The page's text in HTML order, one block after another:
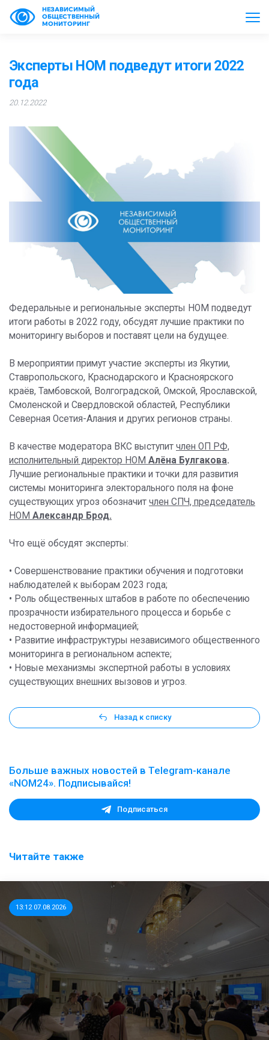
НЕЗАВИСИМЫЙ
ОБЩЕСТВЕННЫЙ
МОНИТОРИНГ
Эксперты НОМ подведут итоги 2022
года
20.12.2022
Федеральные и региональные эксперты НОМ подведут
итоги работы в 2022 году, обсудят лучшие практики по
мониторингу выборов и поставят цели на будущее.
В мероприятии примут участие эксперты из Якутии,
Ставропольского, Краснодарского и Красноярского
краёв, Тамбовской, Волгоградской, Омской, Ярославской,
Смоленской и Свердловской областей, Республики
Северная Осетия-Алания и других регионов страны.
В качестве модератора ВКС выступит член ОП РФ,
исполнительный директор НОМ Алёна Булгакова.
Лучшие региональные практики и точки для развития
системы мониторинга электорального поля на фоне
существующих угроз обозначит член СПЧ, председатель
НОМ Александр Брод.
Что ещё обсудят эксперты:
• Совершенствование практики обучения и подготовки
наблюдателей к выборам 2023 года;
• Роль общественных штабов в работе по обеспечению
прозрачности избирательного процесса и борьбе с
недостоверной информацией;
• Развитие инфраструктуры независимого общественного
мониторинга в региональном аспекте;
• Новые механизмы экспертной работы в условиях
существующих внешних вызовов и угроз.
Назад к списку
Больше важных новостей в Telegram-канале
«NOM24». Подписывайся!
Подписаться
Читайте также
13:12 07.08.2026